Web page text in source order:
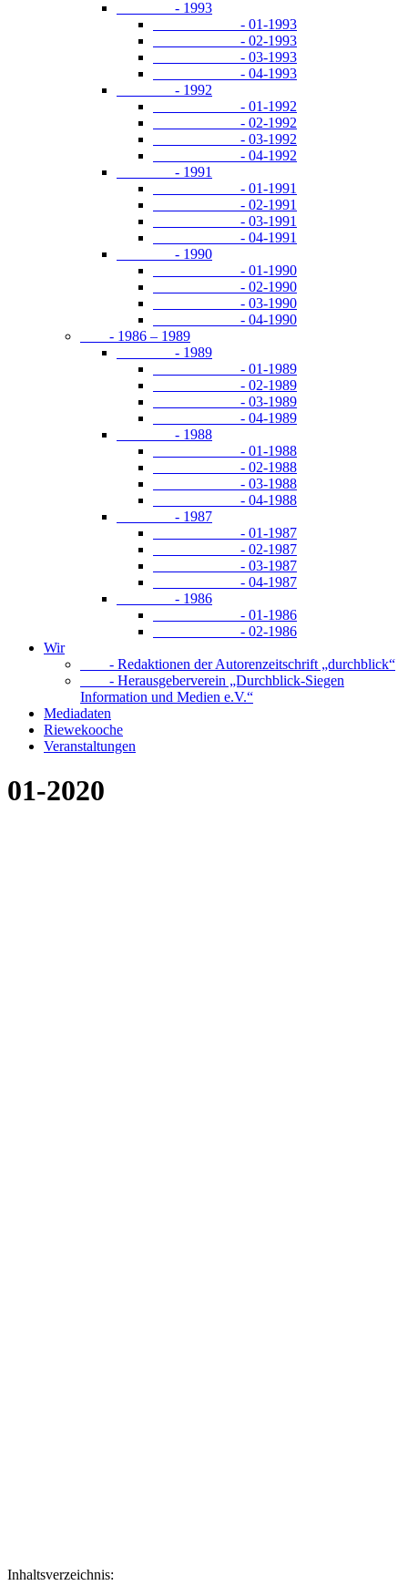
- 1993
- 01-1993
- 02-1993
- 03-1993
- 04-1993
- 1992
- 01-1992
- 02-1992
- 03-1992
- 04-1992
- 1991
- 01-1991
- 02-1991
- 03-1991
- 04-1991
- 1990
- 01-1990
- 02-1990
- 03-1990
- 04-1990
- 1986 – 1989
- 1989
- 01-1989
- 02-1989
- 03-1989
- 04-1989
- 1988
- 01-1988
- 02-1988
- 03-1988
- 04-1988
- 1987
- 01-1987
- 02-1987
- 03-1987
- 04-1987
- 1986
- 01-1986
- 02-1986
Wir
- Redaktionen der Autorenzeitschrift „durchblick“
- Herausgeberverein „Durchblick-Siegen
Information und Medien e.V.“
Mediadaten
Riewekooche
Veranstaltungen
01-2020
Inhaltsverzeichnis: